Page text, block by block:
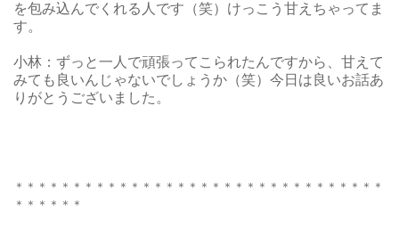
を包み込んでくれる人です（笑）けっこう甘えちゃってま
す。
小林：ずっと一人で頑張ってこられたんですから、甘えて
みても良いんじゃないでしょうか（笑）今日は良いお話あ
りがとうございました。
＊＊＊＊＊＊＊＊＊＊＊＊＊＊＊＊＊＊＊＊＊＊＊＊＊＊＊＊＊＊＊＊
＊＊＊＊＊＊